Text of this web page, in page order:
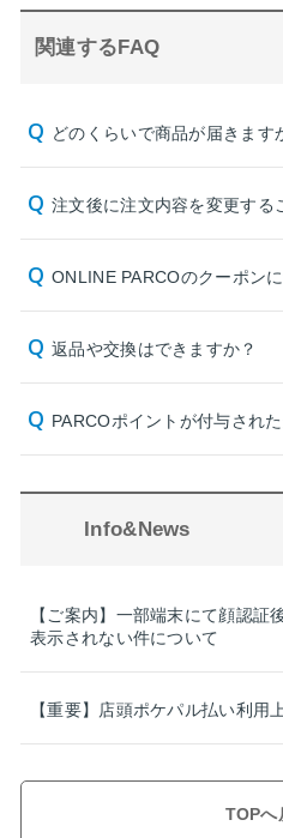
関連するFAQ
どのくらいで商品が届きます
注文後に注文内容を変更する
ONLINE PARCOのクーポン
返品や交換はできますか？
PARCOポイントが付与され
Info&News
【ご案内】一部端末にて顔認証
表示されない件について
【重要】店頭ポケパル払い利用
TOPへ